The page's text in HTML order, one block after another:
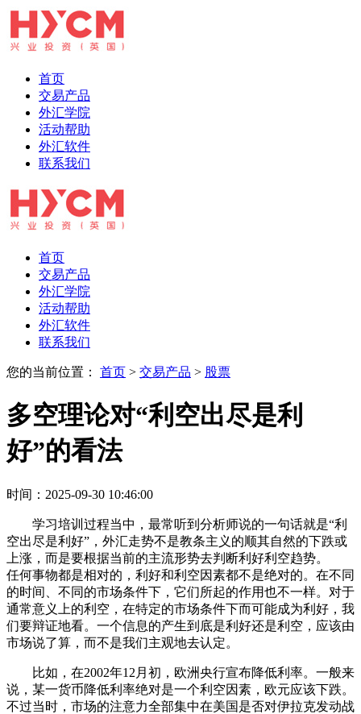
首页
交易产品
外汇学院
活动帮助
外汇软件
联系我们
首页
交易产品
外汇学院
活动帮助
外汇软件
联系我们
您的当前位置： 首页 > 交易产品 > 股票
多空理论对“利空出尽是利
好”的看法
时间：2025-09-30 10:46:00
学习培训过程当中，最常听到分析师说的一句话就是“利
空出尽是利好”，外汇走势不是教条主义的顺其自然的下跌或
上涨，而是要根据当前的主流形势去判断利好利空趋势。
任何事物都是相对的，利好和利空因素都不是绝对的。在不同
的时间、不同的市场条件下，它们所起的作用也不一样。对于
通常意义上的利空，在特定的市场条件下而可能成为利好，我
们要辩证地看。一个信息的产生到底是利好还是利空，应该由
市场说了算，而不是我们主观地去认定。
比如，在2002年12月初，欧洲央行宣布降低利率。一般来
说，某一货币降低利率绝对是一个利空因素，欧元应该下跌。
不过当时，市场的注意力全部集中在美国是否对伊拉克发动战